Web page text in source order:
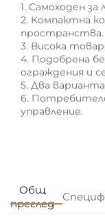
1. Самоходен за
2. Компактна
пространства.
3. Висока
4. Подобрена
ограждения и
5. Два варианта
6.
управление.
Общ
преглед